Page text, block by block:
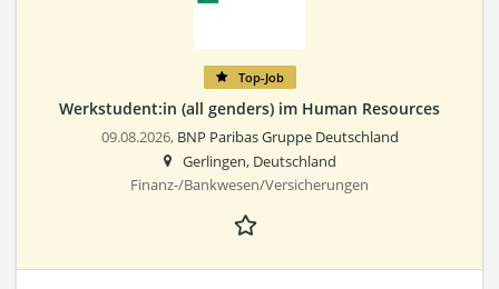
Top-Job
Werkstudent:in (all genders) im Human Resources
09.08.2026, BNP Paribas Gruppe Deutschland
Gerlingen, Deutschland
Finanz-/Bankwesen/Versicherungen